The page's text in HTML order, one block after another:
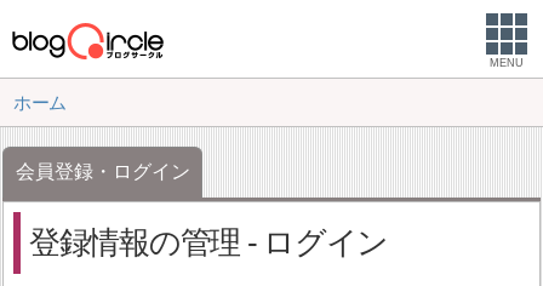
MENU
ホーム
会員登録・ログイン
登録情報の管理 - ログイン